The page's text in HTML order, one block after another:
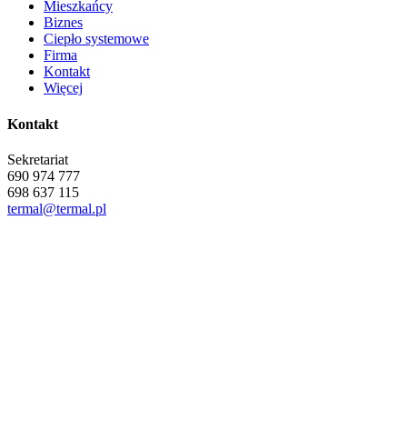
Mieszkańcy
Biznes
Ciepło systemowe
Firma
Kontakt
Więcej
Kontakt
Sekretariat
690 974 777
698 637 115
termal@termal.pl